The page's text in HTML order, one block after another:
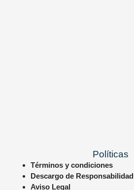
Políticas
Términos y condiciones
Descargo de Responsabilidad
Aviso Legal